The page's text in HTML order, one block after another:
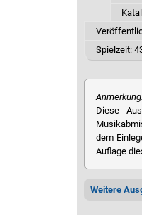
Spielzeit:
Diese
dem
Auflage
Weitere